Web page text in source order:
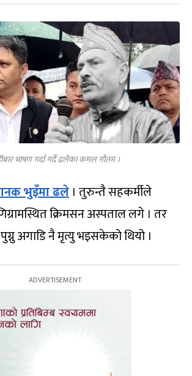
भाषण गर्दा गर्दै ढलेका कमल गौतम ।
भुइँमा ढले । तुरुन्तै सहकर्मीले
क्रिमसन अस्पताल लगे । तर
अगाडि नै मृत्यु भइसकेको थियो ।